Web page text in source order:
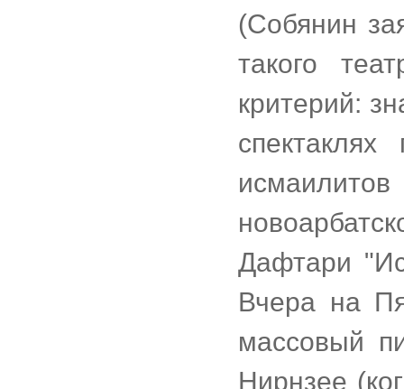
(Собянин
такого
критерий:
Дафтари
Вчера на
массовый
Нирнзее